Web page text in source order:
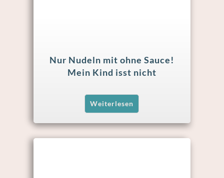
Nur Nudeln mit ohne Sauce!
Mein Kind isst nicht
Weiterlesen